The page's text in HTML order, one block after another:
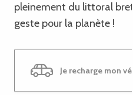
pleinement du littoral
geste pour la planète !
Je recharge mon